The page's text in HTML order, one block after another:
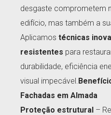
desgaste comprometem
edifício, mas também a
Aplicamostécnicas
resistentes para
durabilidade, eficiência
visual impecável.
Fachadas em Almada
Proteção estrutural –